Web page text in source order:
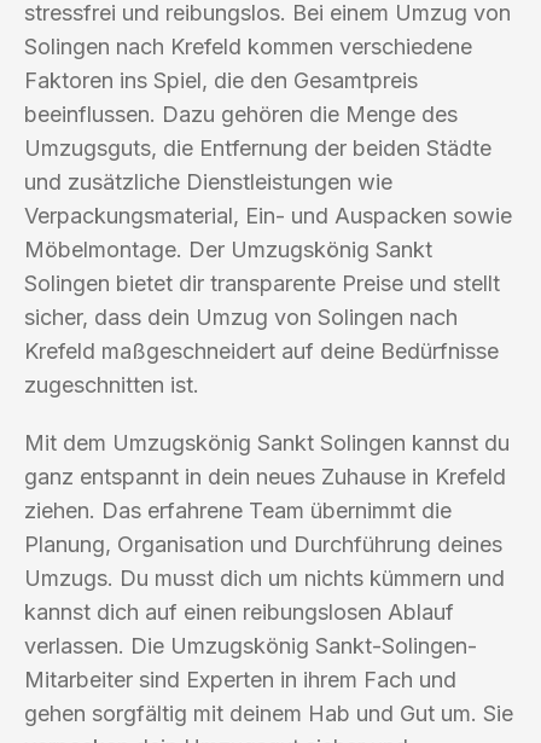
stressfrei und reibungslos. Bei einem Umzug von
Solingen nach Krefeld kommen verschiedene
Faktoren ins Spiel, die den Gesamtpreis
beeinflussen. Dazu gehören die Menge des
Umzugsguts, die Entfernung der beiden Städte
und zusätzliche Dienstleistungen wie
Verpackungsmaterial, Ein- und Auspacken sowie
Möbelmontage. Der Umzugskönig Sankt
Solingen bietet dir transparente Preise und stellt
sicher, dass dein Umzug von Solingen nach
Krefeld maßgeschneidert auf deine Bedürfnisse
zugeschnitten ist.
Mit dem Umzugskönig Sankt Solingen kannst du
ganz entspannt in dein neues Zuhause in Krefeld
ziehen. Das erfahrene Team übernimmt die
Planung, Organisation und Durchführung deines
Umzugs. Du musst dich um nichts kümmern und
kannst dich auf einen reibungslosen Ablauf
verlassen. Die Umzugskönig Sankt-Solingen-
Mitarbeiter sind Experten in ihrem Fach und
gehen sorgfältig mit deinem Hab und Gut um. Sie